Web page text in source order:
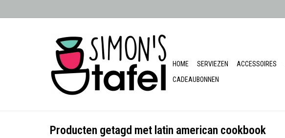
HOME SERVIEZEN ACCESSOIRES
CADEAUBONNEN
Producten getagd met latin american cookbook